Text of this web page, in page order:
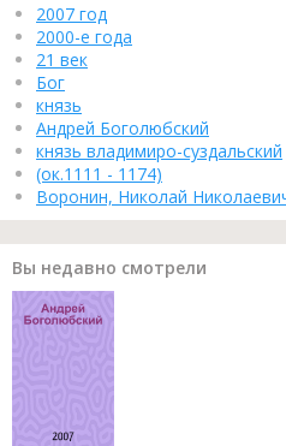
2007 год
2000-е года
21 век
Бог
князь
Андрей Боголюбский
князь владимиро-суздальский
(ок.1111 - 1174)
Воронин, Николай
Вы недавно смотрели